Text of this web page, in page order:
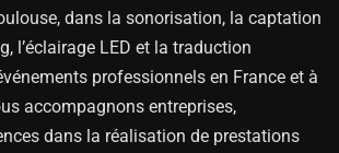
dans la sonorisation, la captation
l’éclairage LED et la traduction
professionnels en France et à
accompagnons entreprises,
dans la réalisation de prestations